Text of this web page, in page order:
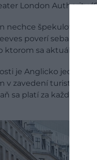
London Authority
nechce špekulovať o
poverí seba a
ktorom sa aktuálne
je Anglicko jedinou
v zavedení turistickej
sa platí za každú